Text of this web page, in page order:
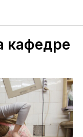
кафедре